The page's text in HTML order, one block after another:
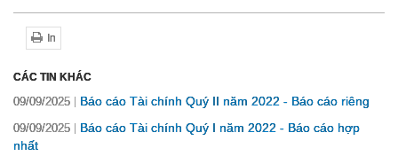
In
CÁC TIN KHÁC
09/09/2025 Báo cáo Tài chính Quý II năm 2022 - Báo cáo riêng
09/09/2025
Báo cáo Tài chính Quý I năm 2022 - Báo cáo hợp
nhất